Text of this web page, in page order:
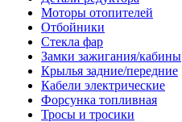
Моторы отопителей
Отбойники
Стекла фар
Замки зажигания/кабины
Крылья задние/передние
Кабели электрические
Форсунка топливная
Тросы и тросики